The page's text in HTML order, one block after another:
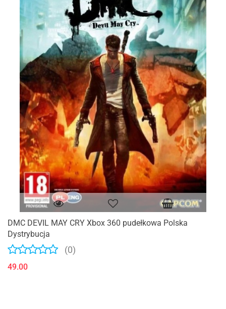
DMC DEVIL MAY CRY Xbox 360 pudełkowa Polska
Dystrybucja
(0)
49.00